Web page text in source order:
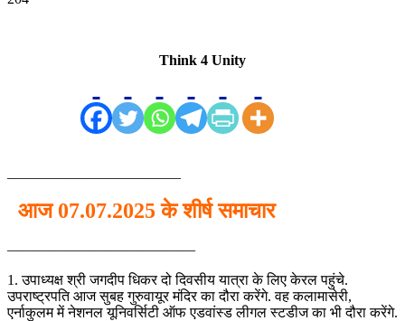
Think 4 Unity
आज 07.07.2025 के शीर्ष समाचार
—————————————
1. उपाध्यक्ष श्री जगदीप धिकर दो दिवसीय यात्रा के लिए केरल पहुंचे.
उपराष्ट्रपति आज सुबह गुरुवायूर मंदिर का दौरा करेंगे. वह कलामासेरी,
एर्नाकुलम में नेशनल यूनिवर्सिटी ऑफ एडवांस्ड लीगल स्टडीज का भी दौरा करेंगे.